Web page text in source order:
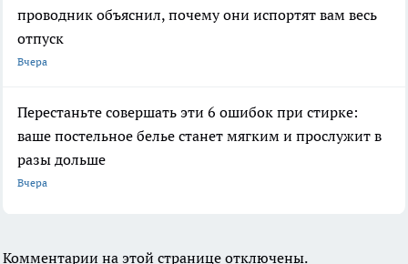
проводник объяснил, почему они испортят вам весь
отпуск
Вчера
Перестаньте совершать эти 6 ошибок при стирке:
ваше постельное белье станет мягким и прослужит в
разы дольше
Вчера
Комментарии на этой странице отключены.